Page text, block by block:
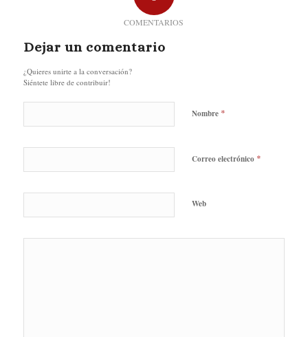
COMENTARIOS
Dejar un comentario
¿Quieres unirte a la conversación?
Siéntete libre de contribuir!
Nombre *
Correo electrónico *
Web